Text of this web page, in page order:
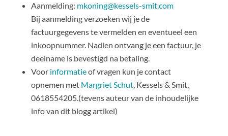
Aanmelding: mkoning@kessels-smit.com
Bij aanmelding verzoeken wij je de
factuurgegevens te vermelden en eventueel een
inkoopnummer. Nadien ontvang je een factuur, je
deelname is bevestigd na betaling.
Voorinformatieof vragen kun je contact
opnemen met Margriet Schut, Kessels & Smit,
0618554205.(tevens auteur van de inhoudelijke
info van dit blogg artikel)